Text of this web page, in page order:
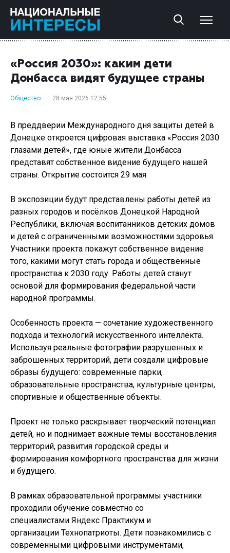
«Россия 2030»: каким дети
Донбасса видят будущее страны
Общество 28 мая 2026 12:55
В преддверии Международного дня защиты детей в
Донецке откроется цифровая выставка «Россия 2030
глазами детей», где юные жители Донбасса
представят собственное видение будущего нашей
страны. Открытие состоится 29 мая.
В экспозиции будут представлены работы детей из
разных городов и посёлков Донецкой Народной
Республики, включая воспитанников детских домов
и детей с ограниченными возможностями здоровья.
Участники проекта покажут собственное видение
того, какими могут стать города и общественные
пространства к 2030 году. Работы детей станут
основой для формирования федеральной части
народной программы.
Особенность проекта — сочетание художественного
подхода и технологий искусственного интеллекта.
Используя реальные фотографии разрушенных и
заброшенных территорий, дети создали цифровые
образы будущего: современные парки,
образовательные пространства, культурные центры,
спортивные и общественные объекты.
Проект не только раскрывает творческий потенциал
детей, но и поднимает важные темы восстановления
территорий, развития городской среды и
формирования комфортного пространства для жизни
и будущего.
В рамках образовательной программы участники
проходили обучение совместно со
специалистами Яндекс Практикум и
организации Технопатриоты. Дети познакомились с
современными цифровыми инструментами,